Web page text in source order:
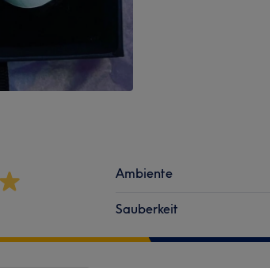
Ambiente
Sauberkeit